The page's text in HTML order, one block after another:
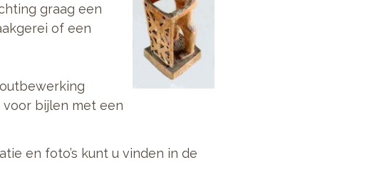
graag een
of een
voor bijlen met een
en foto’s kunt u vinden in de